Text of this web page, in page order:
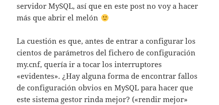
servidor MySQL, así que en este post no voy a hacer
más que abrir el melón
La cuestión es que, antes de entrar a configurar los
cientos de parámetros del fichero de configuración
my.cnf, quería ir a tocar los interruptores
«evidentes». ¿Hay alguna forma de encontrar fallos
de configuración obvios en MySQL para hacer que
este sistema gestor rinda mejor? («rendir mejor»